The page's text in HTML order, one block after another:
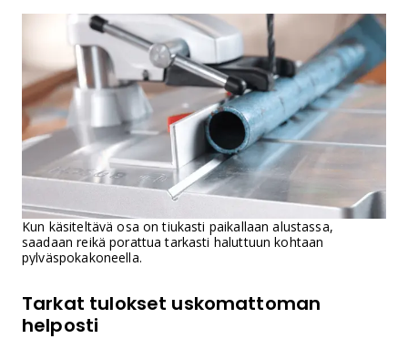
Kun käsiteltävä osa on tiukasti paikallaan alustassa,
saadaan reikä porattua tarkasti haluttuun kohtaan
pylväspokakoneella.
Tarkat tulokset uskomattoman
helposti